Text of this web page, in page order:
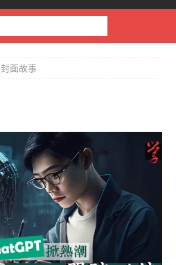
封面故事